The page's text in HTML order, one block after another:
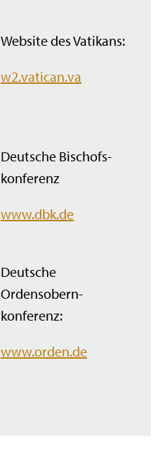
Website des Vatikans:
w2.vatican.va
Deutsche Bischofs­
konferenz
www.dbk.de
Deutsche
Ordensobern­
konferenz:
www.orden.de